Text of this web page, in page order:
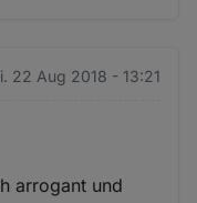
22 Aug 2018 - 13:21
arrogant und